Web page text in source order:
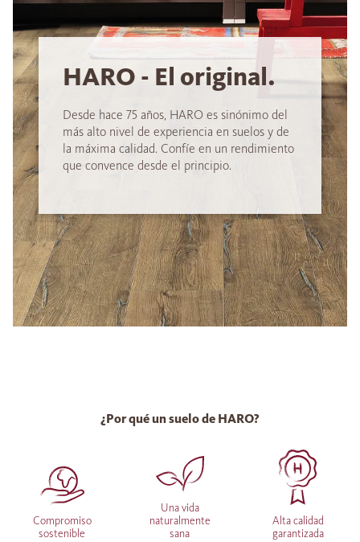
HARO - El original.
Desde hace 75 años, HARO es sinónimo del
más alto nivel de experiencia en suelos y de
la máxima calidad. Confíe en un rendimiento
que convence desde el principio.
¿Por qué un suelo de HARO?
Compromiso
sostenible
Una vida
naturalmente
sana
Alta calidad
garantizada